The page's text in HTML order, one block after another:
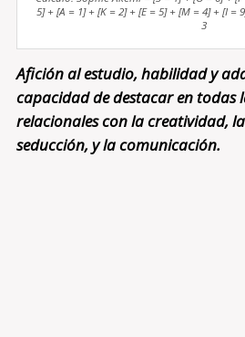
5] + [A = 1] + [K = 2] + [E = 5] + [M = 4] + [I =
3
Afición al estudio, habilidad y
capacidad de destacar en todas
relacionales con la creatividad,
seducción, y la comunicación.